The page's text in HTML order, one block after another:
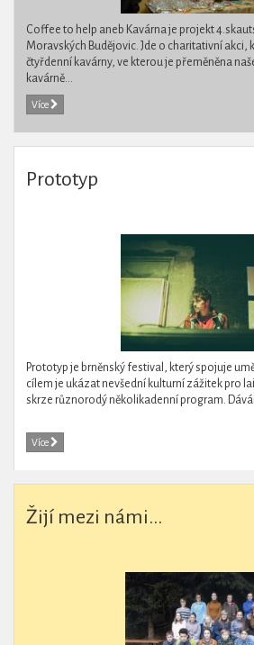
Coffee to help aneb Kavárna je projekt
Moravských Budějovic. Jde o charitativní
čtyřdenní kavárny, ve kterou je přeměněna
kavárně...
Více
Prototyp
Prototyp je brněnský festival, který spojuje
cílem je ukázat nevšední kulturní zážitek pro
skrze různorodý několikadenní program.
Více
Žijí mezi námi...